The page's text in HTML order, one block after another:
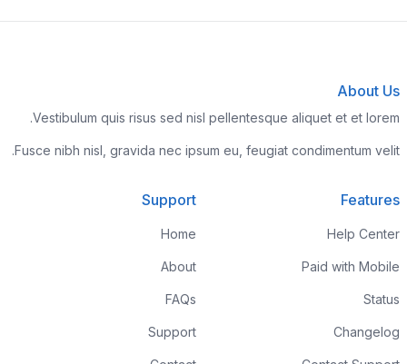
About Us
Vestibulum quis risus sed nisl pellentesque aliquet et et lorem.
Fusce nibh nisl, gravida nec ipsum eu, feugiat condimentum velit.
Features
Help Center
Paid with Mobile
Status
Changelog
Support
Home
About
FAQs
Support